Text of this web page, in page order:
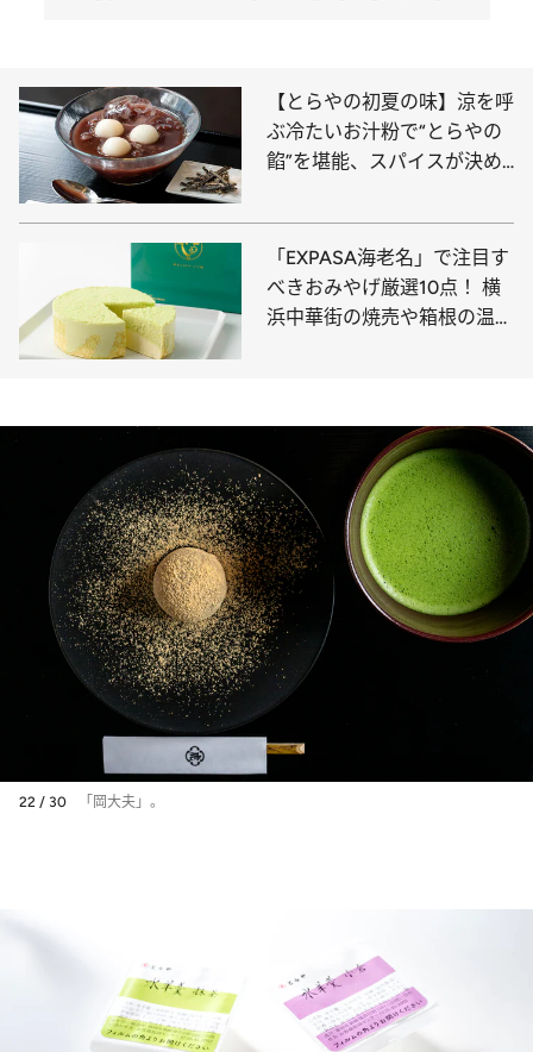
【とらやの初夏の味】涼を呼
ぶ冷たいお汁粉で“とらやの
餡”を堪能、スパイスが決め
ィンブラ”の風味が新鮮
「EXPASA海老名」で注目す
べきおみやげ厳選10点！ 横
浜中華街の焼売や箱根の温泉
22 / 30 「岡大夫」。